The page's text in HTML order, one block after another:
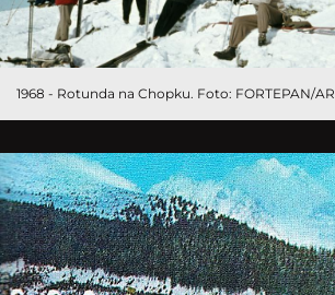
1968 - Rotunda na Chopku. Foto: FORTEPAN/AR